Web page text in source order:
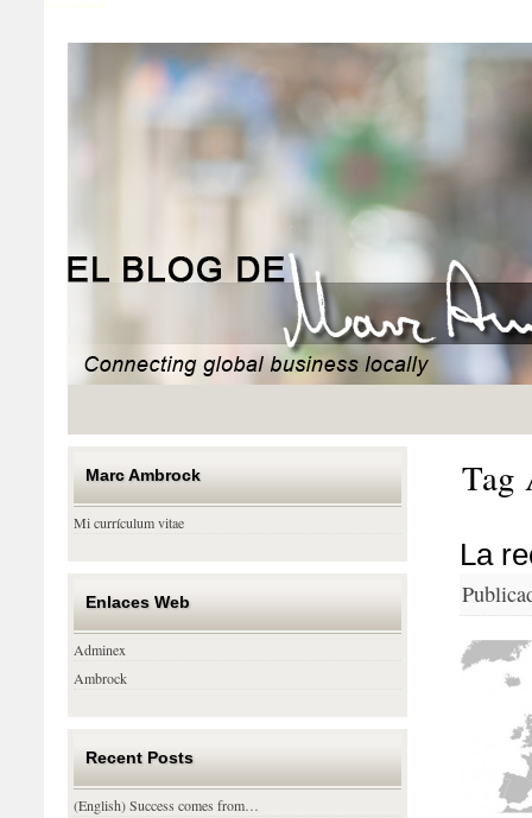
Tag
La
Marc Ambrock
Mi currículum vitae
Enlaces Web
Adminex
Ambrock
Recent Posts
(English) Success comes from…